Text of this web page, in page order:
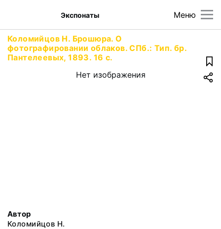
Меню
Экспонаты
Коломийцов Н. Брошюра. О
фотографировании облаков. СПб.: Тип. бр.
Пантелеевых, 1893. 16 с.
Нет изображения
Автор
Коломийцов Н.